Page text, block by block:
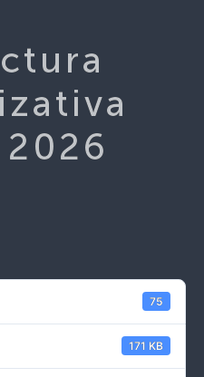
2026
75
171 KB